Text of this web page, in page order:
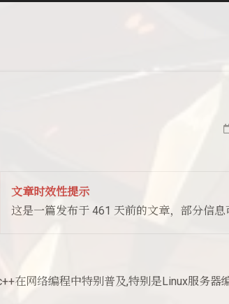
文章时效性提示
这是一篇发布于 461 天前的文章，部分信息
在网络编程中特别普及,特别是Linux服务器